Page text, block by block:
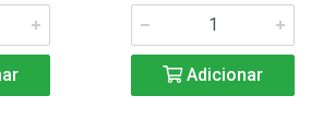
Adicionar